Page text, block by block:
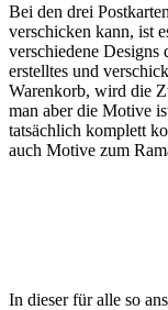
Bei den drei
verschicken kann, ist
verschiedene
erstelltes und
Warenkorb, wird die
man aber die Motive
tatsächlich komplett
auch Motive zum
In dieser für alle so